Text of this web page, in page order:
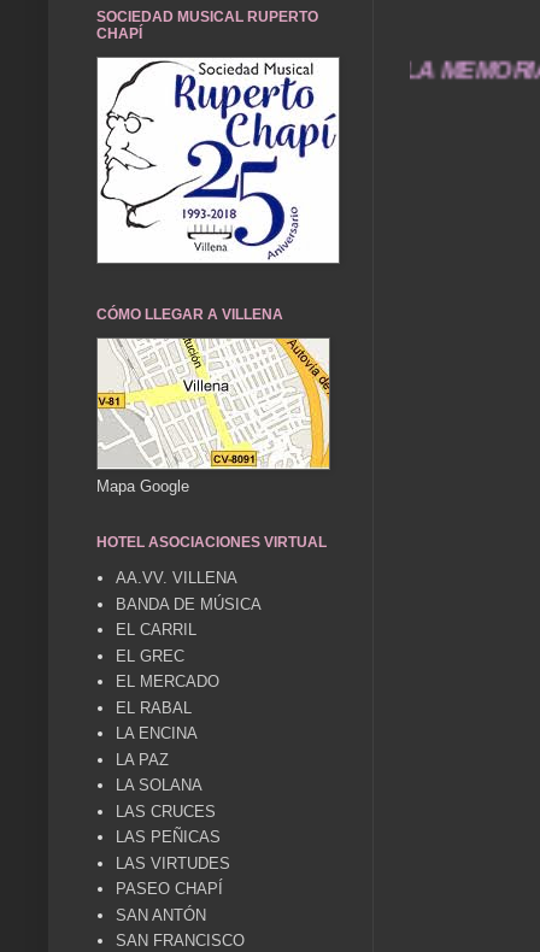
UN SERVICIO A LA MEMORIA
SOCIEDAD MUSICAL RUPERTO
CHAPÍ
CÓMO LLEGAR A VILLENA
Mapa Google
HOTEL ASOCIACIONES VIRTUAL
AA.VV. VILLENA
BANDA DE MÚSICA
EL CARRIL
EL GREC
EL MERCADO
EL RABAL
LA ENCINA
LA PAZ
LA SOLANA
LAS CRUCES
LAS PEÑICAS
LAS VIRTUDES
PASEO CHAPÍ
SAN ANTÓN
SAN FRANCISCO